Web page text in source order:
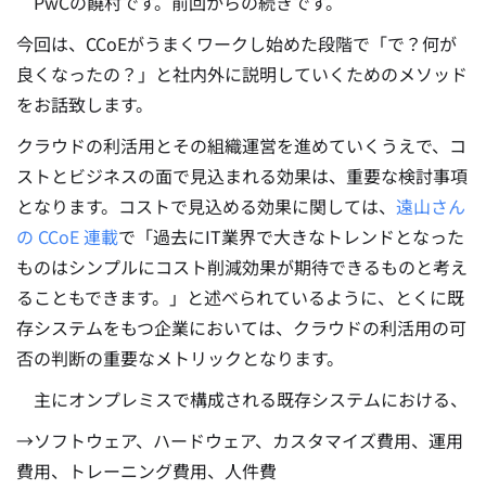
今回は、CCoEがうまくワークし始めた段階で「で？何が
良くなったの？」と社内外に説明していくためのメソッド
をお話致します。
クラウドの利活用とその組織運営を進めていくうえで、コ
ストとビジネスの面で見込まれる効果は、重要な検討事項
となります。 コストで見込める効果に関しては、 遠山さん
の CCoE 連載で「過去にIT業界で大きなトレンドとなった
ものはシンプルにコスト削減効果が期待できるものと考え
ることもできます。」と述べられているように、とくに既
存システムをもつ企業においては、クラウドの利活用の可
否の判断の重要なメトリックとなります。
主にオンプレミスで構成される既存システムにおける、
→ソフトウェア、ハードウェア、カスタマイズ費用、運用
費用、トレーニング費用、人件費